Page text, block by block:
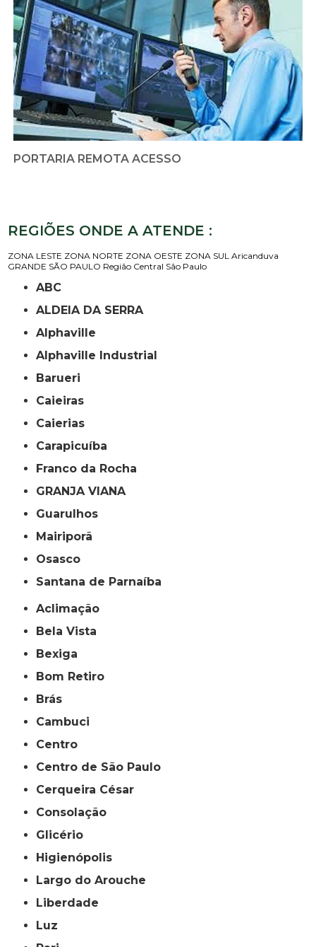
PORTARIA REMOTA ACESSO
REGIÕES ONDE A ATENDE :
ZONA LESTE ZONA NORTE ZONA OESTE ZONA SUL Aricanduva
GRANDE SÃO PAULO Região Central São Paulo
ABC
ALDEIA DA SERRA
Alphaville
Alphaville Industrial
Barueri
Caieiras
Caierias
Carapicuíba
Franco da Rocha
GRANJA VIANA
Guarulhos
Mairiporã
Osasco
Santana de Parnaíba
Aclimação
Bela Vista
Bexiga
Bom Retiro
Brás
Cambuci
Centro
Centro de São Paulo
Cerqueira César
Consolação
Glicério
Higienópolis
Largo do Arouche
Liberdade
Luz